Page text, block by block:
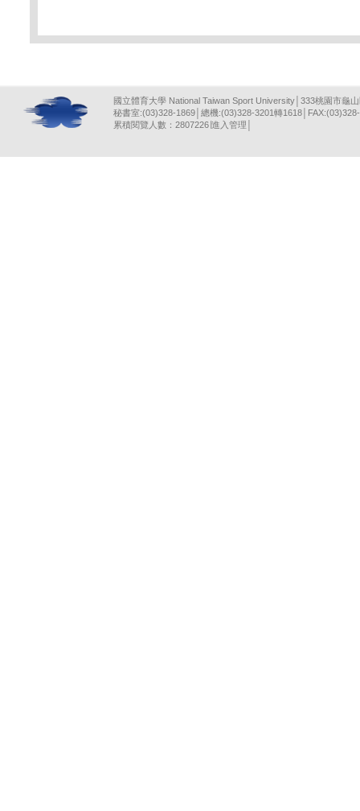
國立體育大學 National Taiwan Sport University│333桃園市龜
秘書室:(03)328-1869│總機:(03)328-3201轉
累積閱覽人數：2807226∣ 進入管理